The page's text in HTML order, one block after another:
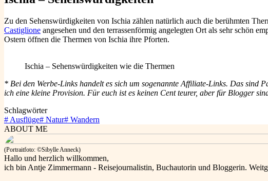
Zu den Sehenswürdigkeiten von Ischia zählen natürlich auch die berühmten
Castiglione angesehen und den terrassenförmig angelegten Ort als sehr schön
Ostern öffnen die Thermen von Ischia ihre Pforten.
Ischia – Sehenswürdigkeiten wie die Thermen
* Bei den Werbe-Links handelt es sich um sogenannte Affiliate-Links. Das
ich eine kleine Provision. Für euch ist es keinen Cent teurer, aber für Blogger
Schlagwörter
# Ausflüge# Natur# Wandern
ABOUT ME
(Portraitfoto: ©Sibylle Anneck)
Hallo und herzlich willkommen,
ich bin Antje Zimmermann - Reisejournalistin, Buchautorin und Bloggerin.